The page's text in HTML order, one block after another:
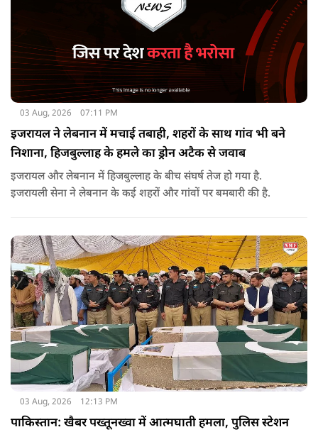
03 Aug, 2026 07:11 PM
इजरायल ने लेबनान में मचाई तबाही, शहरों के साथ गांव भी बने
निशाना, हिजबुल्लाह के हमले का ड्रोन अटैक से जवाब
इजरायल और लेबनान में हिजबुल्लाह के बीच संघर्ष तेज हो गया है.
इजरायली सेना ने लेबनान के कई शहरों और गांवों पर बमबारी की है.
03 Aug, 2026 12:13 PM
पाकिस्तान: खैबर पख्तूनख्वा में आत्मघाती हमला, पुलिस स्टेशन